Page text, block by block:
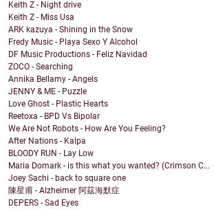
Keith Z - Night drive
Keith Z - Miss Usa
ARK kazuya - Shining in the Snow
Fredy Music - Playa Sexo Y Alcohol
DF Music Productions - Feliz Navidad
ZOCO - Searching
Annika Bellamy - Angels
JENNY & ME - Puzzle
Love Ghost - Plastic Hearts
Reetoxa - BPD Vs Bipolar
We Are Not Robots - How Are You Feeling?
After Nations - Kalpa
BLOODY RUN - Lay Low
Maria Domark - is this what you wanted? (Crimson C...
Joey Sachi - back to square one
陳星甫 - Alzheimer 阿茲海默症
DEPERS - Sad Eyes